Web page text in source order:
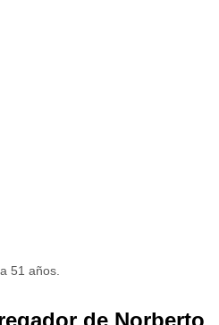
51 años.
de Norberto